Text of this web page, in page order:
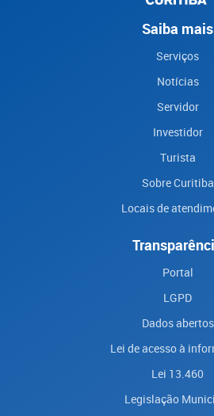
Saiba mais
Serviços
Notícias
Servidor
Investidor
Turista
Sobre Curitiba
Locais de
Portal
LGPD
Dados abertos
Lei de acesso à
Lei 13.460
Legislação